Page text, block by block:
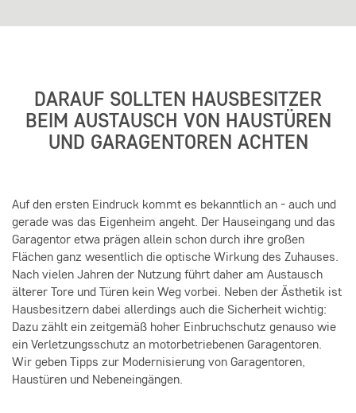
DARAUF SOLLTEN HAUSBESITZER
BEIM AUSTAUSCH VON HAUSTÜREN
UND GARAGENTOREN ACHTEN
Auf den ersten Eindruck kommt es bekanntlich an - auch und
gerade was das Eigenheim angeht. Der Hauseingang und das
Garagentor etwa prägen allein schon durch ihre großen
Flächen ganz wesentlich die optische Wirkung des Zuhauses.
Nach vielen Jahren der Nutzung führt daher am Austausch
älterer Tore und Türen kein Weg vorbei. Neben der Ästhetik ist
Hausbesitzern dabei allerdings auch die Sicherheit wichtig:
Dazu zählt ein zeitgemäß hoher Einbruchschutz genauso wie
ein Verletzungsschutz an motorbetriebenen Garagentoren.
Wir geben Tipps zur Modernisierung von Garagentoren,
Haustüren und Nebeneingängen.